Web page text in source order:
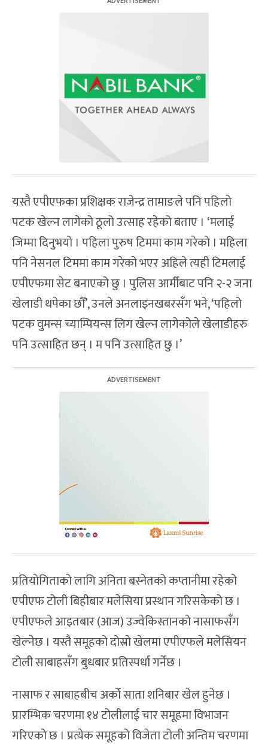
यस्तै एपीएफका प्रशिक्षक राजेन्द्र तामाङले पनि पहिलो
पटक खेल्न लागेको ठूलो उत्साह रहेको बताए । ‘मलाई
जिम्मा दिनुभयो । पहिला पुरुष टिममा काम गरेको । महिला
पनि नेसनल टिममा काम गरेको भएर अहिले त्यही टिमलाई
एपीएफमा सेट बनाएको छु । पुलिस आर्मीबाट पनि २-२ जना
खेलाडी थपेका छौँ’, उनले अनलाइनखबरसँग भने, ‘पहिलो
पटक वुमन्स च्याम्पियन्स लिग खेल्न लागेकोले खेलाडीहरु
पनि उत्साहित छन् । म पनि उत्साहित छु ।’
प्रतियोगिताको लागि अनिता बस्नेतको कप्तानीमा रहेको
एपीएफ टोली बिहीबार मलेसिया प्रस्थान गरिसकेको छ ।
एपीएफले आइतबार (आज) उज्वेकिस्तानको नासाफसँग
खेल्नेछ । यस्तै समूहको दोस्रो खेलमा एपीएफले मलेसियन
टोली साबाहसँग बुधबार प्रतिस्पर्धा गर्नेछ ।
नासाफ र साबाहबीच अर्को साता शनिबार खेल हुनेछ ।
प्रारम्भिक चरणमा १४ टोलीलाई चार समूहमा विभाजन
गरिएको छ । प्रत्येक समूहको विजेता टोली अन्तिम चरणमा